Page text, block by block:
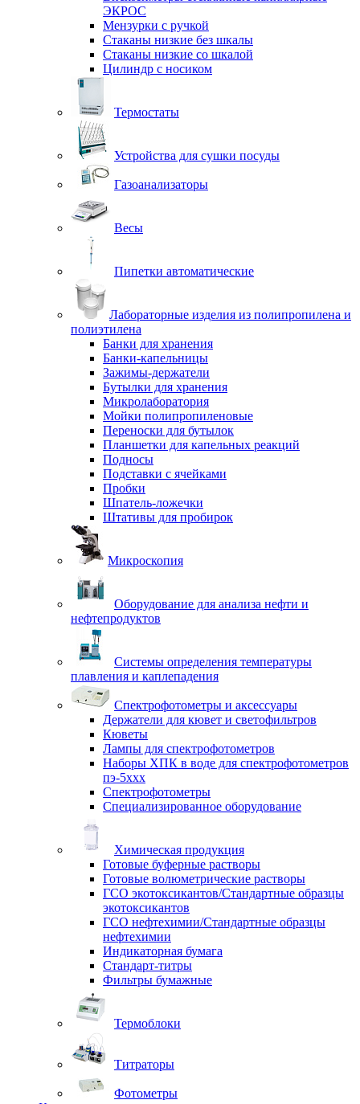
ЭКРОС
Мензурки с ручкой
Стаканы низкие без шкалы
Стаканы низкие со шкалой
Цилиндр с носиком
Термостаты
Устройства для сушки посуды
Газоанализаторы
Весы
Пипетки автоматические
Лабораторные изделия из полипропилена и
полиэтилена
Банки для хранения
Банки-капельницы
Зажимы-держатели
Бутылки для хранения
Микролаборатория
Мойки полипропиленовые
Переноски для бутылок
Планшетки для капельных реакций
Подносы
Подставки с ячейками
Пробки
Шпатель-ложечки
Штативы для пробирок
Микроскопия
Оборудование для анализа нефти и
нефтепродуктов
Системы определения температуры
плавления и каплепадения
Спектрофотометры и аксессуары
Держатели для кювет и светофильтров
Кюветы
Лампы для спектрофотометров
Наборы ХПК в воде для спектрофотометров
пэ-5ххх
Спектрофотометры
Специализированное оборудование
Химическая продукция
Готовые буферные растворы
Готовые волюметрические растворы
ГСО экотоксикантов/Стандартные образцы
экотоксикантов
ГСО нефтехимии/Стандартные образцы
нефтехимии
Индикаторная бумага
Стандарт-титры
Фильтры бумажные
Термоблоки
Титраторы
Фотометры